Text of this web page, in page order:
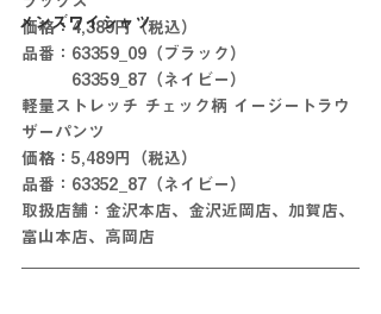
メンズワイシャツ
価格：4,389円（税込）
品番：63359_09（ブラック）
63359_87（ネイビー）
軽量ストレッチ チェック柄 イージートラウ
ザーパンツ
価格：5,489円（税込）
品番：63352_87（ネイビー）
取扱店舗：金沢本店、金沢近岡店、加賀店、
富山本店、高岡店